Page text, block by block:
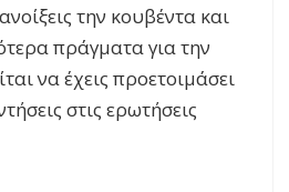
την κουβέντα και
πράγματα για την
να έχεις προετοιμάσει
στις ερωτήσεις